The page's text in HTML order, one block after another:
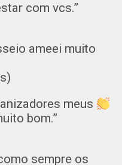
com vcs.”
ameei muito
meus
bom.”
sempre os